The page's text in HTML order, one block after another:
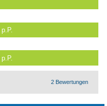
p.P.
p.P.
2 Bewertungen